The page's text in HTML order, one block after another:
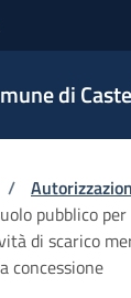
di
pane
/
pubblico
di scarico
concessione